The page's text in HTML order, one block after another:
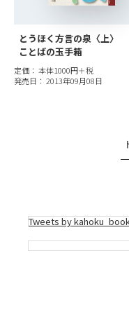
とうほく方言の泉〈上〉
ことばの玉手箱
定価： 本体1000円＋税
発売日： 2013年09月08日
Tweets by